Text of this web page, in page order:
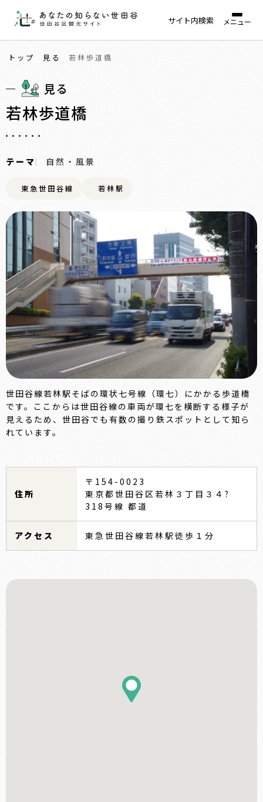
サイト内検索 メニュー
トップ 見る 若林歩道橋
見る
若林歩道橋
テーマ 自然・風景
東急世田谷線 若林駅
世田谷線若林駅そばの環状七号線（環七）にかかる歩道橋
です。ここからは世田谷線の車両が環七を横断する様子が
見えるため、世田谷でも有数の撮り鉄スポットとして知ら
れています。
住所
〒154-0023
東京都世田谷区若林３丁目３４?
318号線 都道
アクセス 東急世田谷線若林駅徒歩１分